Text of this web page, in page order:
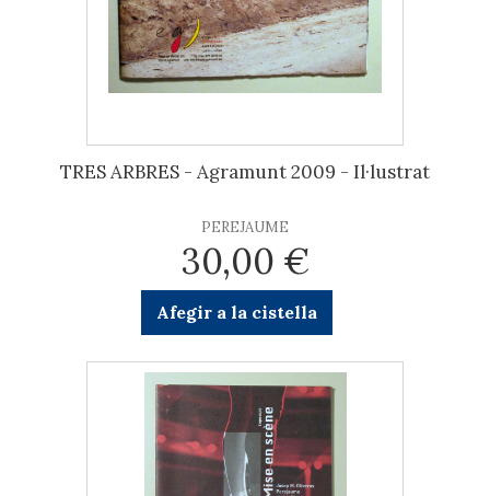
TRES ARBRES - Agramunt 2009 - Il·lustrat
PEREJAUME
30,00 €
Afegir a la cistella